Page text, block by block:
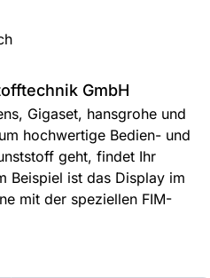
GmbH
Gigaset, hansgrohe und
hochwertige Bedien- und
geht, findet Ihr
Beispiel ist das Display im
mit der speziellen FIM-